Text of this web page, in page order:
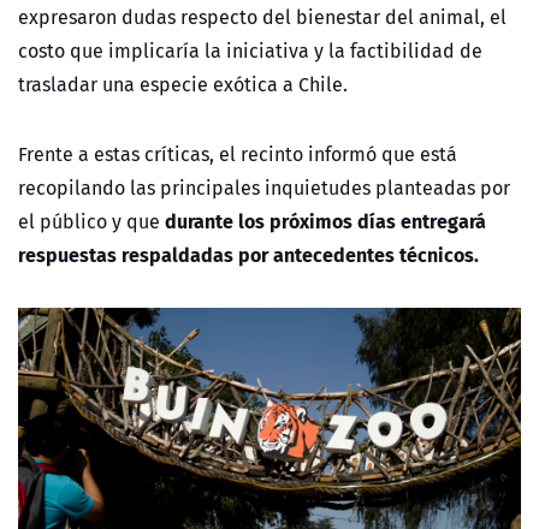
expresaron dudas respecto del bienestar del animal, el
costo que implicaría la iniciativa y la factibilidad de
trasladar una especie exótica a Chile.
Frente a estas críticas, el recinto informó que está
recopilando las principales inquietudes planteadas por
el público y que durante los próximos días entregará
respuestas respaldadas por antecedentes técnicos.